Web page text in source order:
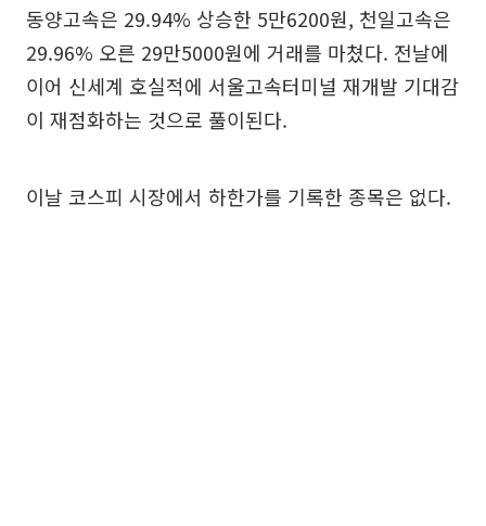
동양고속은 29.94% 상승한 5만6200원, 천일고속은
29.96% 오른 29만5000원에 거래를 마쳤다. 전날에
이어 신세계 호실적에 서울고속터미널 재개발 기대감
이 재점화하는 것으로 풀이된다.
이날 코스피 시장에서 하한가를 기록한 종목은 없다.